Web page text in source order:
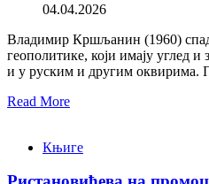
04.04.2026
Владимир Кршљанин (1960)
геополитике, који имају углед и
и у руским и другим оквирима.
Read More
Књиге